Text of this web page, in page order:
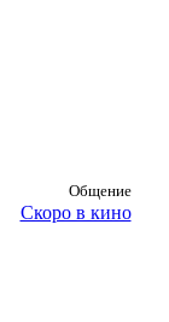
Общение
Скоро в кино